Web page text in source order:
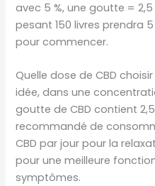
avec 5 %, une goutte =
pesant 150 livres prendra
pour commencer.
Quelle dose de CBD
idée, dans une
goutte de CBD contient
recommandé de
CBD par jour pour la
pour une meilleure
symptômes.